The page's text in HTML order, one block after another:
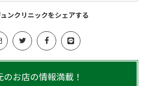
ンクリニックをシェアする
のお店の情報満載！